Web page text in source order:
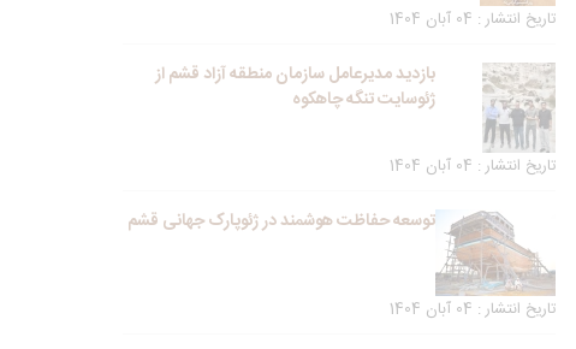
تاریخ انتشار : 04 آبان 1404
بازدید مدیرعامل سازمان منطقه آزاد قشم از
ژئوسایت تنگه چاهکوه
تاریخ انتشار : 04 آبان 1404
توسعه حفاظت هوشمند در ژئوپارک جهانی قشم
تاریخ انتشار : 04 آبان 1404